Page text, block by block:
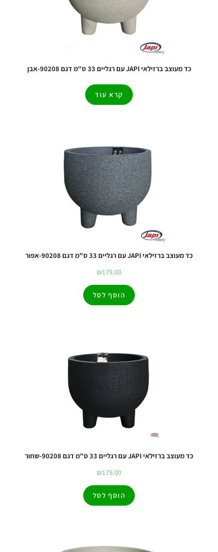
כד מעוצב ברזילאי JAPI עם רגליים 33 ס"מ דגם 90208-אבן
קרא עוד
כד מעוצב ברזילאי JAPI עם רגליים 33 ס"מ דגם 90208-אפור
₪179.00
הוסף לסל
כד מעוצב ברזילאי JAPI עם רגליים 33 ס"מ דגם 90208-שחור
₪179.00
הוסף לסל